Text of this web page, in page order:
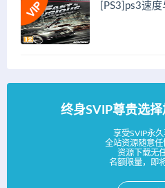
[PS3]ps3速
终身SVIP尊贵选
享受SVIP永
全站资源随意任
资源下载无
名额限量，即